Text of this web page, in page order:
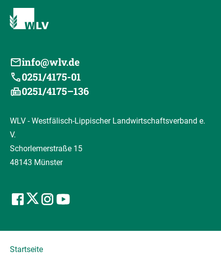
info@wlv.de
0251/4175-01
0251/4175–136
WLV - Westfälisch-Lippischer Landwirtschaftsverband e.
V.
Schorlemerstraße 15
48143 Münster
Startseite